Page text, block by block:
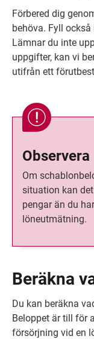
Förbered dig
behöva. Fyll
Lämnar du inte
uppgifter, kan vi
utifrån ett
Observera
Om
situation kan
pengar än du
löneutmätning.
Beräkna
Du kan beräkna
Beloppet är till för
försörjning vid en